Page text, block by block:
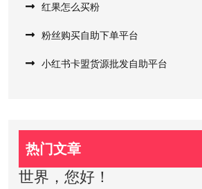
红果怎么买粉
粉丝购买自助下单平台
小红书卡盟货源批发自助平台
热门文章
世界，您好！